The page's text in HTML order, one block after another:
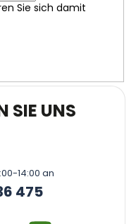
Sie sich damit
SIE UNS
14:00 an
475